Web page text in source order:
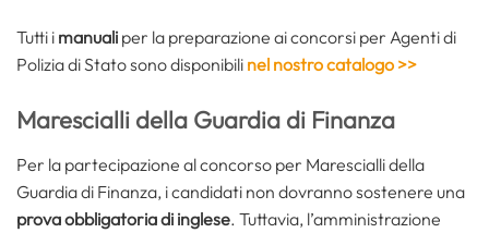
Tutti i manuali per la preparazione ai concorsi per Agenti di
Polizia di Stato sono disponibili nel nostro catalogo >>
Marescialli della Guardia di Finanza
Per la partecipazione al concorso per Marescialli della
Guardia di Finanza, i candidati non dovranno sostenere una
prova obbligatoria di inglese. Tuttavia, l’amministrazione